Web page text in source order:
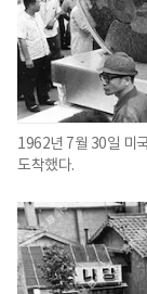
1962년 7월 30일 미
도착했다.